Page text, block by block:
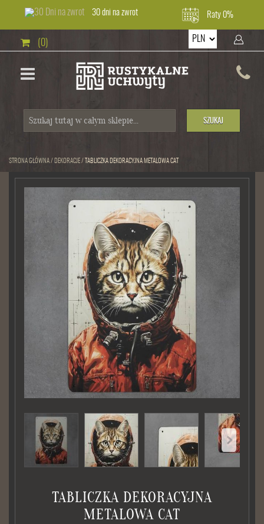
30 dni na zwrot Raty 0%
(0)
SZUKAJ
STRONA GŁÓWNA/ DEKORACJE/ TABLICZKA DEKORACYJNA METALOWA CAT
TABLICZKA DEKORACYJNA
METALOWA CAT